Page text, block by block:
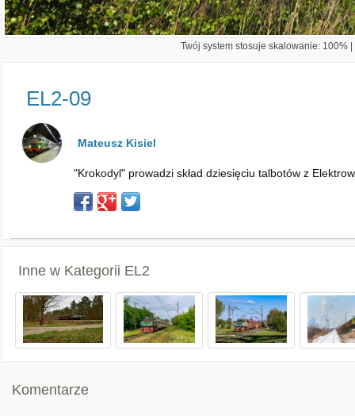
Twój system stosuje skalowanie: 100%
EL2-09
Mateusz Kisiel
"Krokodyl" prowadzi skład dziesięciu talbotów z
Inne w Kategorii EL2
Komentarze